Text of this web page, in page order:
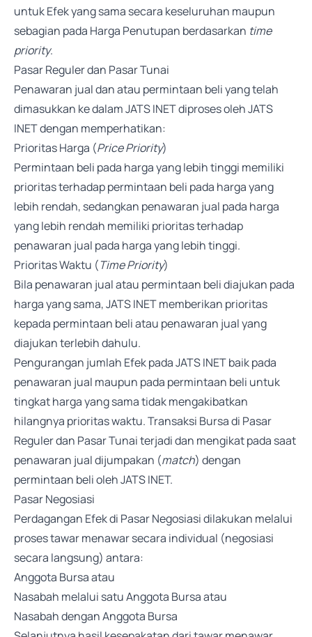
untuk Efek yang sama secara keseluruhan maupun
sebagian pada Harga Penutupan berdasarkan time
priority.
Pasar Reguler dan Pasar Tunai
Penawaran jual dan atau permintaan beli yang telah
dimasukkan ke dalam JATS INET diproses oleh JATS
INET dengan memperhatikan:
Prioritas Harga (Price Priority)
Permintaan beli pada harga yang lebih tinggi memiliki
prioritas terhadap permintaan beli pada harga yang
lebih rendah, sedangkan penawaran jual pada harga
yang lebih rendah memiliki prioritas terhadap
penawaran jual pada harga yang lebih tinggi.
Prioritas Waktu (Time Priority)
Bila penawaran jual atau permintaan beli diajukan pada
harga yang sama, JATS INET memberikan prioritas
kepada permintaan beli atau penawaran jual yang
diajukan terlebih dahulu.
Pengurangan jumlah Efek pada JATS INET baik pada
penawaran jual maupun pada permintaan beli untuk
tingkat harga yang sama tidak mengakibatkan
hilangnya prioritas waktu. Transaksi Bursa di Pasar
Reguler dan Pasar Tunai terjadi dan mengikat pada saat
penawaran jual dijumpakan (match) dengan
permintaan beli oleh JATS INET.
Pasar Negosiasi
Perdagangan Efek di Pasar Negosiasi dilakukan melalui
proses tawar menawar secara individual (negosiasi
secara langsung) antara:
Anggota Bursa atau
Nasabah melalui satu Anggota Bursa atau
Nasabah dengan Anggota Bursa